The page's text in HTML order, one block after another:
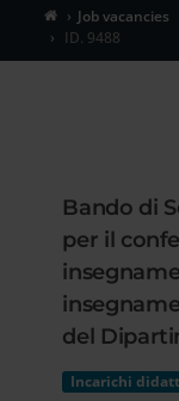
Job vacancies
ID. 9488
Bando di
per il
del
Incarichi